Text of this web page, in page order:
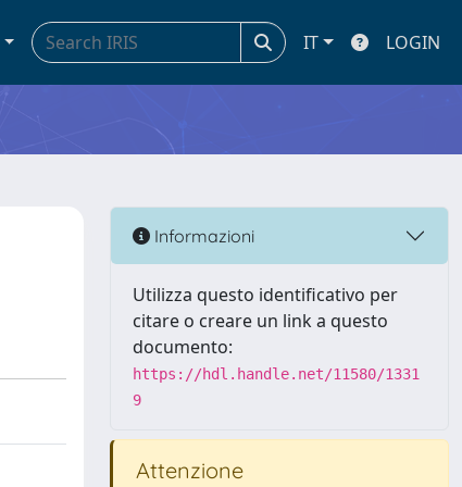
IT LOGIN
Informazioni
Utilizza questo identificativo per
citare o creare un link a questo
documento:
https://hdl.handle.net/11580/1331
9
Attenzione